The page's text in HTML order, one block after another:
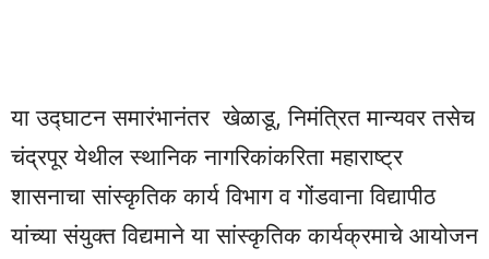
या उद्घाटन समारंभानंतर खेळाडू, निमंत्रित मान्यवर तसेच
चंद्रपूर येथील स्थानिक नागरिकांकरिता महाराष्ट्र
शासनाचा सांस्कृतिक कार्य विभाग व गोंडवाना विद्यापीठ
यांच्या संयुक्त विद्यमाने या सांस्कृतिक कार्यक्रमाचे आयोजन